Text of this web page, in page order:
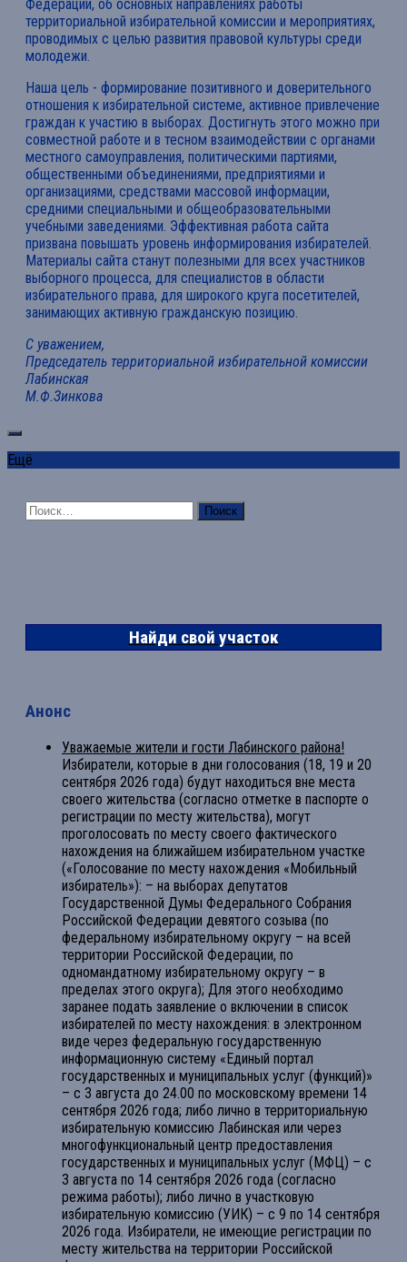
Федерации, об основных направлениях работы
территориальной избирательной комиссии и мероприятиях,
проводимых с целью развития правовой культуры среди
молодежи.
Наша цель - формирование позитивного и доверительного
отношения к избирательной системе, активное привлечение
граждан к участию в выборах. Достигнуть этого можно при
совместной работе и в тесном взаимодействии с органами
местного самоуправления, политическими партиями,
общественными объединениями, предприятиями и
организациями, средствами массовой информации,
средними специальными и общеобразовательными
учебными заведениями. Эффективная работа сайта
призвана повышать уровень информирования избирателей.
Материалы сайта станут полезными для всех участников
выборного процесса, для специалистов в области
избирательного права, для широкого круга посетителей,
занимающих активную гражданскую позицию.
С уважением,
Председатель территориальной избирательной комиссии
Лабинская
М.Ф.Зинкова
Ещё
Найти:
Найди свой участок
Анонс
Уважаемые жители и гости Лабинского района!
Избиратели, которые в дни голосования (18, 19 и 20
сентября 2026 года) будут находиться вне места
своего жительства (согласно отметке в паспорте о
регистрации по месту жительства), могут
проголосовать по месту своего фактического
нахождения на ближайшем избирательном участке
(«Голосование по месту нахождения «Мобильный
избиратель»): – на выборах депутатов
Государственной Думы Федерального Собрания
Российской Федерации девятого созыва (по
федеральному избирательному округу – на всей
территории Российской Федерации, по
одномандатному избирательному округу – в
пределах этого округа); Для этого необходимо
заранее подать заявление о включении в список
избирателей по месту нахождения: в электронном
виде через федеральную государственную
информационную систему «Единый портал
государственных и муниципальных услуг (функций)»
– с 3 августа до 24.00 по московскому времени 14
сентября 2026 года; либо лично в территориальную
избирательную комиссию Лабинская или через
многофункциональный центр предоставления
государственных и муниципальных услуг (МФЦ) – с
3 августа по 14 сентября 2026 года (согласно
режима работы); либо лично в участковую
избирательную комиссию (УИК) – с 9 по 14 сентября
2026 года. Избиратели, не имеющие регистрации по
месту жительства на территории Российской